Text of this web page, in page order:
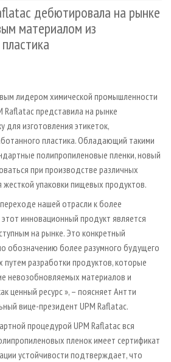
ПЛИТ
дебютировала на рынке
материалом из
лидером химической промышленности
Raflatac представила на рынке
для изготовления этикеток,
пластика. Обладающий такими
полипропиленовые пленки, новый
при производстве различных
жесткой упаковки пищевых продуктов.
нашей отрасли к более
инновационный продукт является
на рынке. Это конкретный
обозначению более разумного будущего
разработки продуктов, которые
невозобновляемых материалов и
ценный ресурс », – поясняет Антти
вице-президент UPM Raflatac.
процедурой UPM Raflatac вся
пленок имеет сертификат
устойчивости подтверждает, что